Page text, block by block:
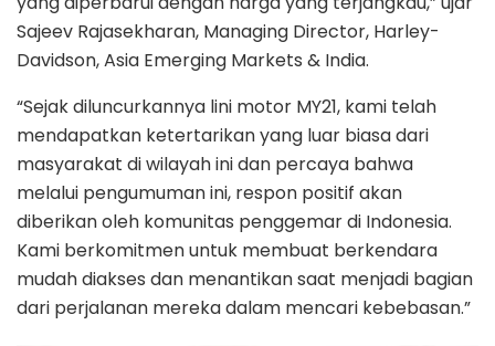
Sajeev Rajasekharan, Managing Director, Harley-
Davidson, Asia Emerging Markets & India.
“Sejak diluncurkannya lini motor MY21, kami telah
mendapatkan ketertarikan yang luar biasa dari
masyarakat di wilayah ini dan percaya bahwa
melalui pengumuman ini, respon positif akan
diberikan oleh komunitas penggemar di Indonesia.
Kami berkomitmen untuk membuat berkendara
mudah diakses dan menantikan saat menjadi bagian
dari perjalanan mereka dalam mencari kebebasan.”